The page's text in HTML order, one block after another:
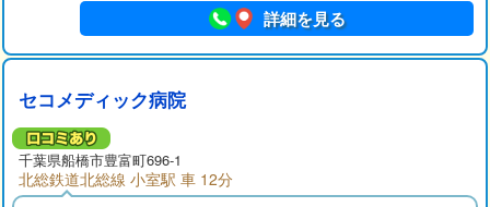
詳細を見る
セコメディック病院
千葉県船橋市豊富町696-1
北総鉄道北総線 小室駅 車 12分